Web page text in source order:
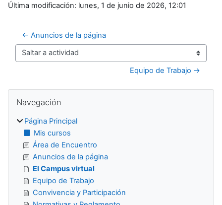
Última modificación: lunes, 1 de junio de 2026, 12:01
← Anuncios de la página
Saltar a actividad
Equipo de Trabajo →
Bloques
Navegación
Página Principal
Mis cursos
Área de Encuentro
Anuncios de la página
El Campus virtual
Equipo de Trabajo
Convivencia y Participación